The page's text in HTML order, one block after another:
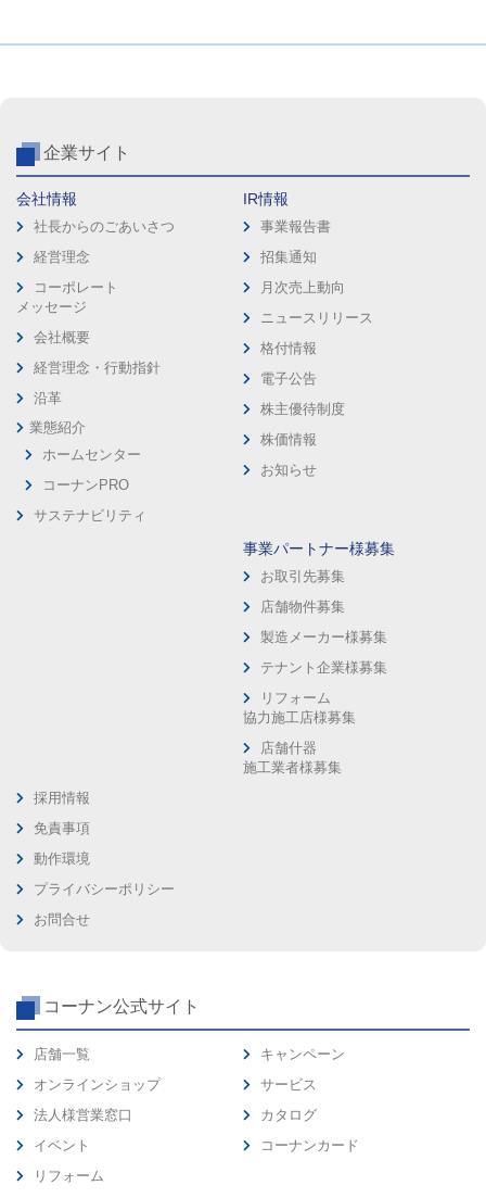
企業サイト
会社情報
社長からのごあいさつ
経営理念
コーポレート
メッセージ
会社概要
経営理念・行動指針
沿革
業態紹介
ホームセンター
コーナンPRO
サステナビリティ
IR情報
事業報告書
招集通知
月次売上動向
ニュースリリース
格付情報
電子公告
株主優待制度
株価情報
お知らせ
事業パートナー様募集
お取引先募集
店舗物件募集
製造メーカー様募集
テナント企業様募集
リフォーム
協力施工店様募集
店舗什器
施工業者様募集
採用情報
免責事項
動作環境
プライバシーポリシー
お問合せ
コーナン公式サイト
店舗一覧
オンラインショップ
法人様営業窓口
イベント
リフォーム
キャンペーン
サービス
カタログ
コーナンカード